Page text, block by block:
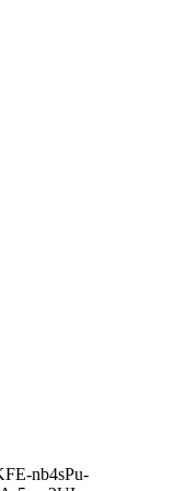
nb4sPu-